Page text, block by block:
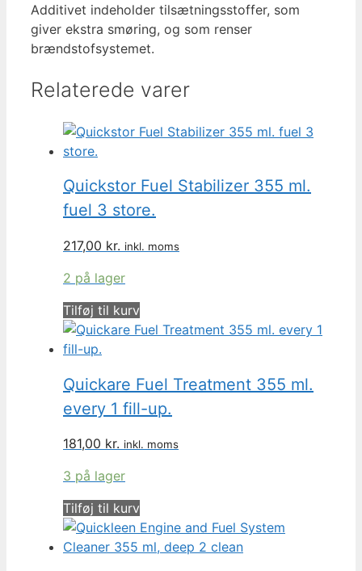
Additivet indeholder tilsætningsstoffer, som
giver ekstra smøring, og som renser
brændstofsystemet.
Relaterede varer
Quickstor Fuel Stabilizer 355 ml.
fuel 3 store.
217,00 kr. inkl. moms
2 på lager
Tilføj til kurv
Quickare Fuel Treatment 355 ml.
every 1 fill-up.
181,00 kr. inkl. moms
3 på lager
Tilføj til kurv